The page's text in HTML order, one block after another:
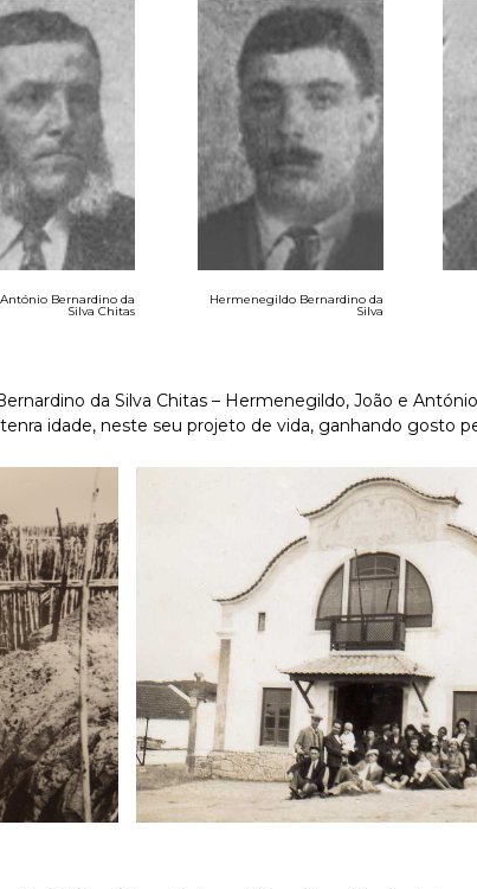
António Bernardino da
Silva Chitas
Hermenegildo Bernardino da
Silva
da Silva Chitas – Hermenegildo, João e
idade, neste seu projeto de vida, ganhando gosto